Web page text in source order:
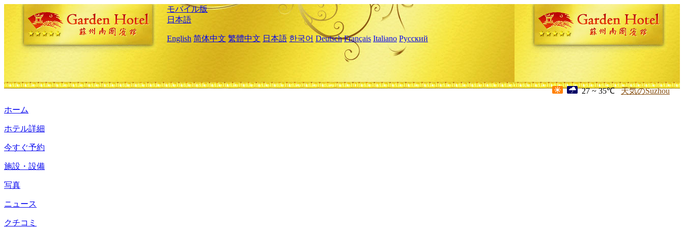
モバイル版
日本語
English 简体中文 繁體中文 日本語 한국어 Deutsch Français Italiano Русский
27 ~ 35℃ 天気のSuzhou
ホーム
ホテル詳細
今すぐ予約
施設・設備
写真
ニュース
クチコミ